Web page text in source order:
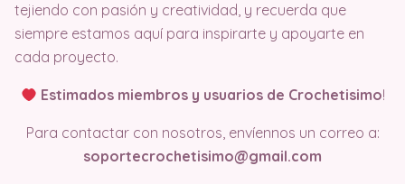
tejiendo con pasión y creatividad, y recuerda que
siempre estamos aquí para inspirarte y apoyarte en
cada proyecto.
Estimados miembros y usuarios de Crochetisimo!
Para contactar con nosotros, envíennos un correo a:
soportecrochetisimo@gmail.com